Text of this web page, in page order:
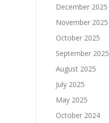
December 2025
November 2025
October 2025
September 2025
August 2025
July 2025
May 2025
October 2024